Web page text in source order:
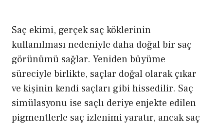
Saç ekimi, gerçek saç köklerinin
kullanılması nedeniyle daha doğal bir saç
görünümü sağlar. Yeniden büyüme
süreciyle birlikte, saçlar doğal olarak çıkar
ve kişinin kendi saçları gibi hissedilir. Saç
simülasyonu ise saçlı deriye enjekte edilen
pigmentlerle saç izlenimi yaratır, ancak saç